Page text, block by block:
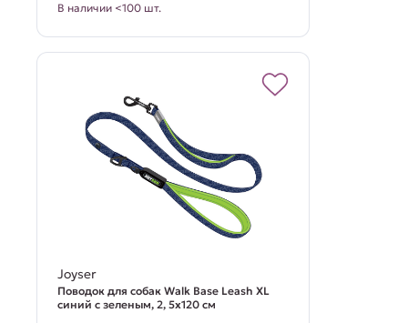
В наличии <100 шт.
Joyser
Поводок для собак Walk Base Leash XL
синий с зеленым, 2, 5x120 см